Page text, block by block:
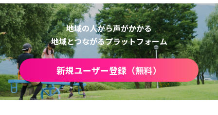
地域の人から声がかかる
地域とつながるプラットフォーム
新規ユーザー登録（無料）